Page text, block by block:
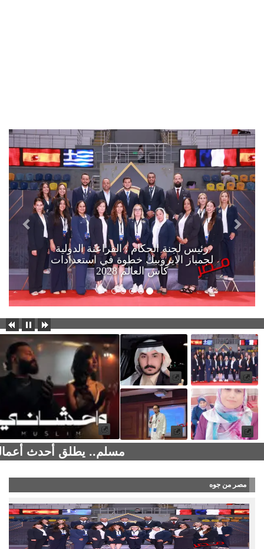
رئيس لجنة الحكام : الفراعنة الدولية
لجمباز الايروبيك خطوة في استعدادات
كأس العالم 2028
مسلم.. يطلق أحدث
مصر من جوه